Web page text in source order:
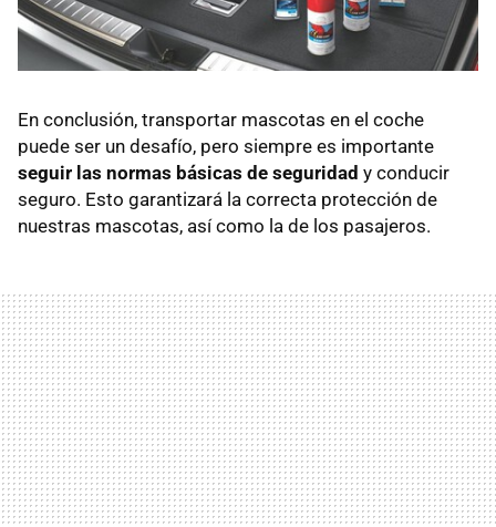
En conclusión, transportar mascotas en el coche
puede ser un desafío, pero siempre es importante
seguir las normas básicas de seguridad y conducir
seguro. Esto garantizará la correcta protección de
nuestras mascotas, así como la de los pasajeros.